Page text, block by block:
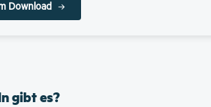
Download
gibt es?